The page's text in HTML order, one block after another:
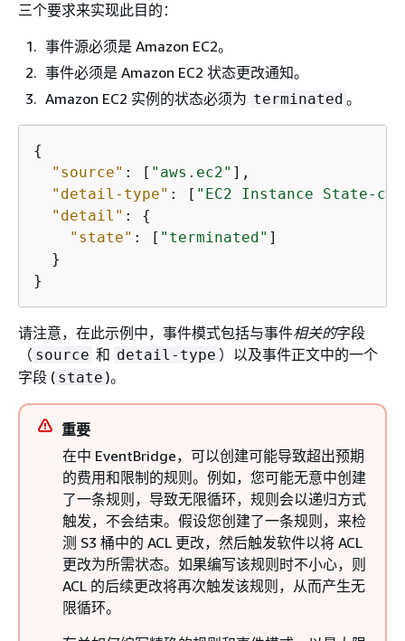
三个要求来实现此目的：
事件源必须是 Amazon EC2。
事件必须是 Amazon EC2 状态更改通知。
Amazon EC2 实例的状态必须为 terminated 。
{
"source" : [ "aws.ec2" ],
"detail-type" : [ "EC2 Instance State-
"detail" : {
"state" : [ "terminated" ]
  }
}
请注意，在此示例中，事件模式包括与事件相关的字段
（ source 和 detail-type ）以及事件正文中的一个
字段 ( state )。
重要
在中 EventBridge，可以创建可能导致超出预期
的费用和限制的规则。例如，您可能无意中创建
了一条规则，导致无限循环，规则会以递归方式
触发，不会结束。假设您创建了一条规则，来检
测 S3 桶中的 ACL 更改，然后触发软件以将 ACL
更改为所需状态。如果编写该规则时不小心，则
ACL 的后续更改将再次触发该规则，从而产生无
限循环。